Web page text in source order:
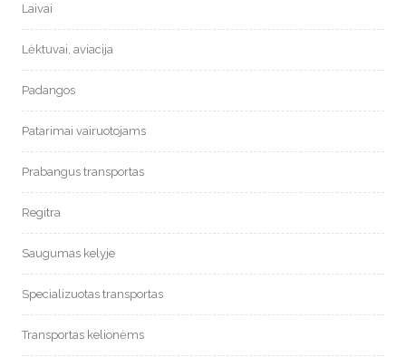
Laivai
Lėktuvai, aviacija
Padangos
Patarimai vairuotojams
Prabangus transportas
Regitra
Saugumas kelyje
Specializuotas transportas
Transportas kelionėms